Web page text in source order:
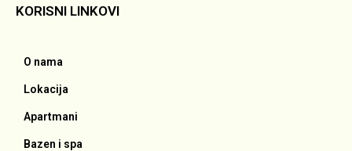
KORISNI LINKOVI
O nama
Lokacija
Apartmani
Bazen i spa